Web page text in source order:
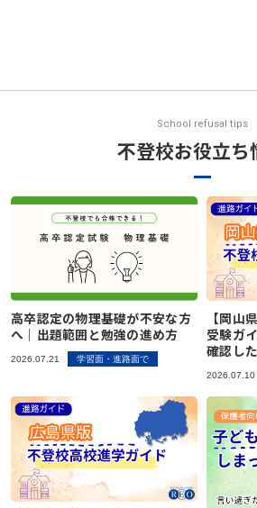
School refusal tips
不登校お役立ち
高卒認定の物理基礎が不安な方
へ｜出題範囲と勉強の進め方
2026.07.21 学習面・進路面で
【岡山
受験ガ
確認し
2026.07.10